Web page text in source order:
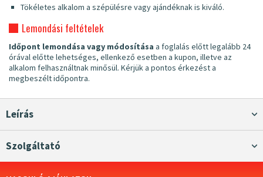
Tökéletes alkalom a szépülésre vagy ajándéknak is kiváló.
Lemondási feltételek
Időpont lemondása vagy módosítása a foglalás előtt legalább 24
órával előtte lehetséges, ellenkező esetben a kupon, illetve az
alkalom felhasználtnak minősül. Kérjük a pontos érkezést a
megbeszélt időpontra.
Leírás
Szolgáltató